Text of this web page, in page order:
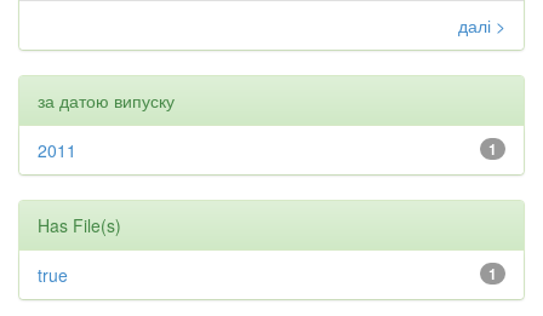
далі >
за датою випуску
1
2011
Has File(s)
1
true